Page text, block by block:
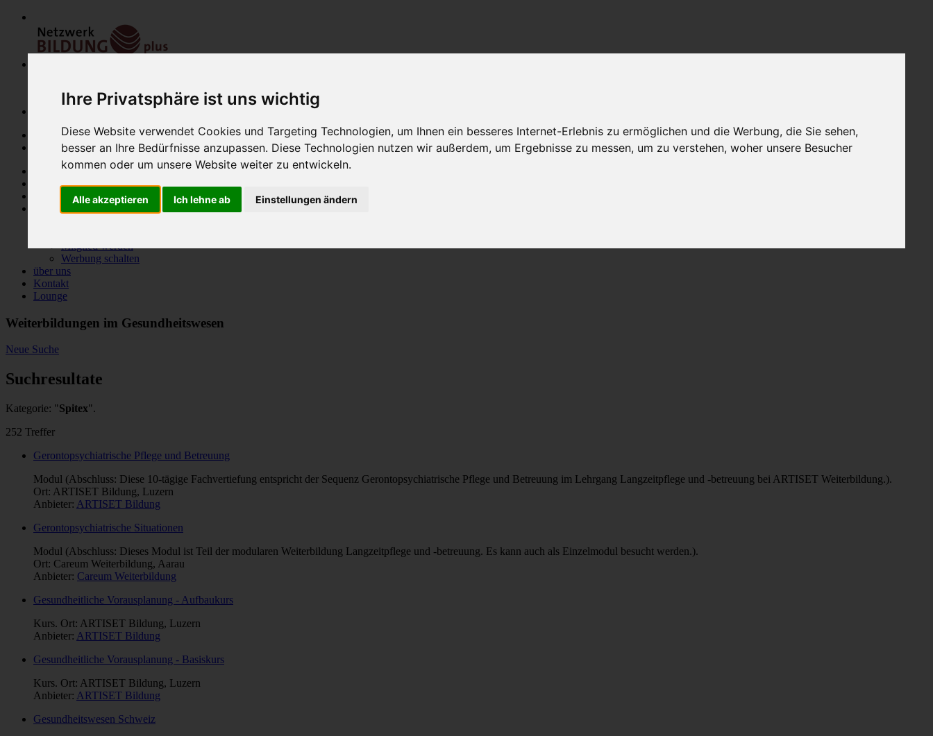
Ihre Privatsphäre ist uns wichtig
Diese Website verwendet Cookies und Targeting Technologien, um Ihnen ein besseres Internet-Erlebnis zu ermöglichen und die Werbung, die Sie sehen,
besser an Ihre Bedürfnisse anzupassen. Diese Technologien nutzen wir außerdem, um Ergebnisse zu messen, um zu verstehen, woher unsere Besucher
kommen oder um unsere Website weiter zu entwickeln.
Alle akzeptieren Ich lehne ab Einstellungen ändern
Modulfinder
Veranstaltungen
Netzwerk
Mitglied werden
Werbung schalten
über uns
Kontakt
Lounge
Weiterbildungen im Gesundheitswesen
Neue Suche
Suchresultate
Kategorie: "Spitex".
252 Treffer
Gerontopsychiatrische Pflege und Betreuung
Modul (Abschluss: Diese 10-tägige Fachvertiefung entspricht der Sequenz Gerontopsychiatrische Pflege und Betreuung im Lehrgang Langzeitpflege und -betreuung bei ARTISET Weiterbildung.).
Ort: ARTISET Bildung, Luzern
Anbieter: ARTISET Bildung
Gerontopsychiatrische Situationen
Modul (Abschluss: Dieses Modul ist Teil der modularen Weiterbildung Langzeitpflege und -betreuung. Es kann auch als Einzelmodul besucht werden.).
Ort: Careum Weiterbildung, Aarau
Anbieter: Careum Weiterbildung
Gesundheitliche Vorausplanung - Aufbaukurs
Kurs. Ort: ARTISET Bildung, Luzern
Anbieter: ARTISET Bildung
Gesundheitliche Vorausplanung - Basiskurs
Kurs. Ort: ARTISET Bildung, Luzern
Anbieter: ARTISET Bildung
Gesundheitswesen Schweiz